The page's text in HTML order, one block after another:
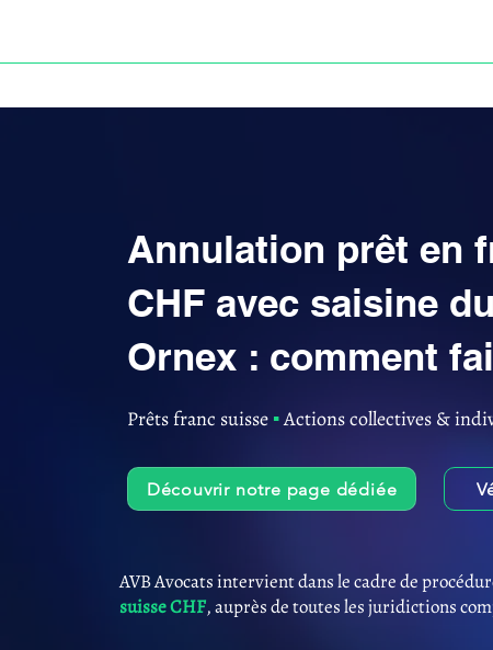
Annulation prêt en
CHF avec saisine
Ornex : comment
Prêts franc suisse ▪︎Actions collectives &
Découvrir notre page dédiée
AVB Avocats intervient dans le cadre de
suisse CHF, auprès de toutes les juridictions